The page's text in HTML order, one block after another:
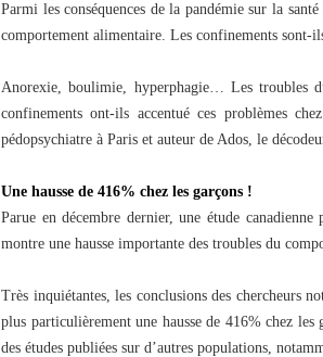
Parmi les conséquences de la pandémie sur la
comportement alimentaire. Les confinements sont-
Anorexie, boulimie, hyperphagie… Les troubles
confinements ont-ils accentué ces problèmes
pédopsychiatre à Paris et auteur de Ados, le
Une hausse de 416% chez les garçons !
Parue en décembre dernier, une étude
montre une hausse importante des troubles du
Très inquiétantes, les conclusions des chercheurs
plus particulièrement une hausse de 416% chez les
des études publiées sur d’autres populations,